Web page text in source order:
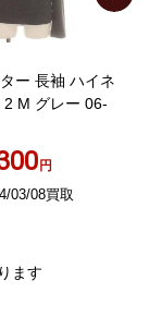
ー 長袖 ハイネ
2 M グレー 06-
円
03/08買取
ます